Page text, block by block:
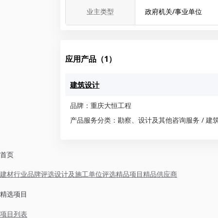
业主类型 政府机关/事业单位
应用产品（1）
建筑设计
品牌：重庆大恒工程
产品服务分类：勘察、设计及其他咨询服务 / 建
首页
建材行业品牌评选设计及施工单位评选精品项目精品供应商
精选项目
项目列表